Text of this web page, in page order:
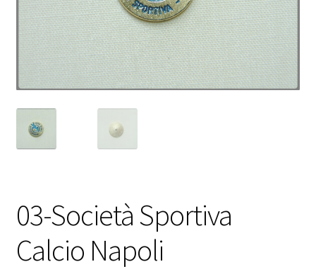
03-Società Sportiva
Calcio Napoli